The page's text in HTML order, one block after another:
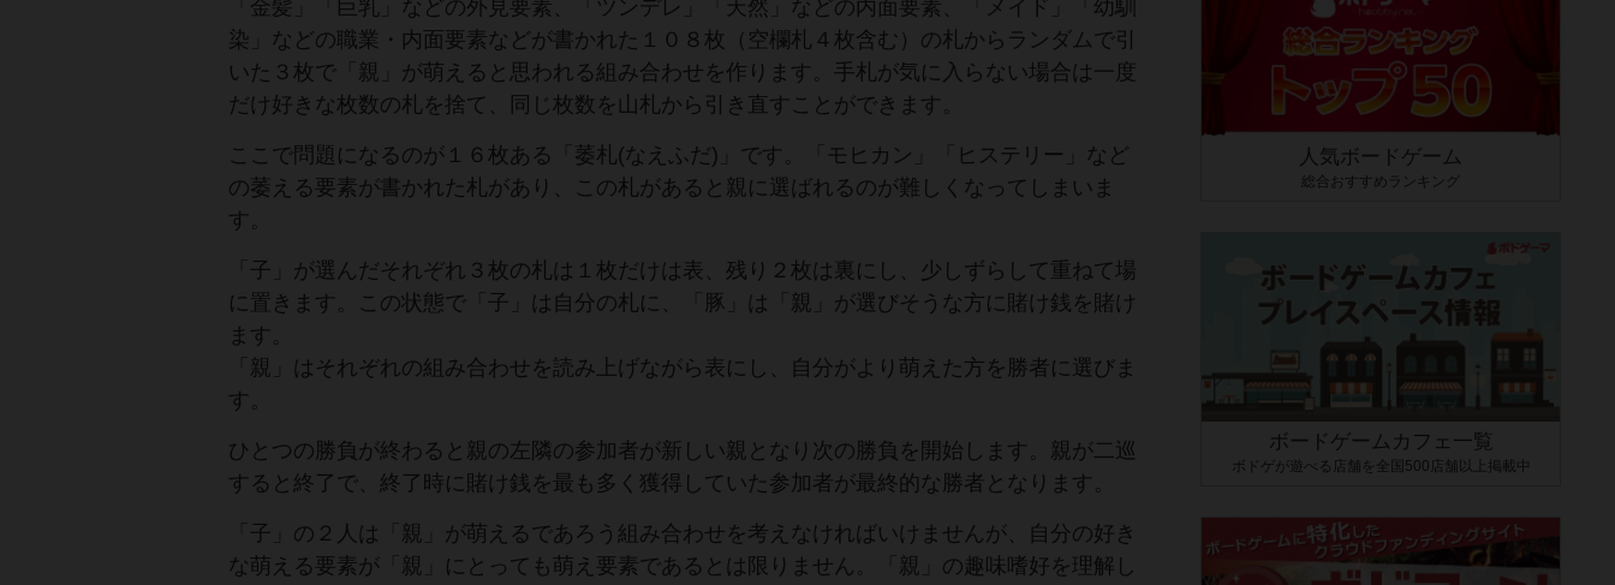
「金髪」「巨乳」などの外見要素、「ツンデレ」「天然」などの内面要素、「メイド」「幼馴
染」などの職業・内面要素などが書かれた１０８枚（空欄札４枚含む）の札からランダムで引
いた３枚で「親」が萌えると思われる組み合わせを作ります。手札が気に入らない場合は一度
だけ好きな枚数の札を捨て、同じ枚数を山札から引き直すことができます。
ここで問題になるのが１６枚ある「萎札(なえふだ)」です。「モヒカン」「ヒステリー」など
の萎える要素が書かれた札があり、この札があると親に選ばれるのが難しくなってしまいま
す。
「子」が選んだそれぞれ３枚の札は１枚だけは表、残り２枚は裏にし、少しずらして重ねて場
に置きます。この状態で「子」は自分の札に、「豚」は「親」が選びそうな方に賭け銭を賭け
ます。
「親」はそれぞれの組み合わせを読み上げながら表にし、自分がより萌えた方を勝者に選びま
す。
ひとつの勝負が終わると親の左隣の参加者が新しい親となり次の勝負を開始します。親が二巡
すると終了で、終了時に賭け銭を最も多く獲得していた参加者が最終的な勝者となります。
「子」の２人は「親」が萌えるであろう組み合わせを考えなければいけませんが、自分の好き
な萌える要素が「親」にとっても萌え要素であるとは限りません。「親」の趣味嗜好を理解し
人気ボードゲーム
総合おすすめランキング
ボードゲームカフェ一覧
ボドゲが遊べる店舗を全国500店舗以上掲載中